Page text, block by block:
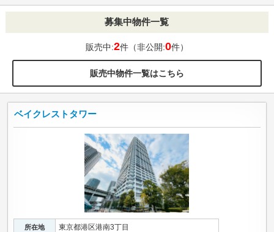
募集中物件一覧
販売中:2件（非公開:0件）
販売中物件一覧はこちら
ベイクレストタワー
所在地 東京都港区港南3丁目